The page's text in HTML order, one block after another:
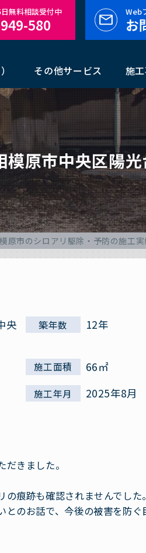
その他サービス 施
無料相談受付中
580
Web
お
原市中央区陽
原市のシロアリ駆除・予防の施工実
央
築年数 12年
施工面積 66㎡
施工年月 2025年8月
きました。
痕跡も確認されませんでした。
のお話で、今後の被害を防ぐ